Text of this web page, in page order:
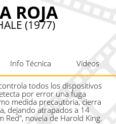
ROJA
(1977)
Info Técnica Vídeos
todos los dispositivos
por error una fuga
medida precautoria, cierra
dejando atrapados a 14
Red", novela de Harold King.